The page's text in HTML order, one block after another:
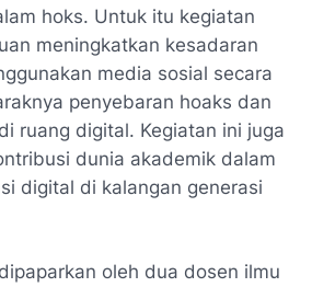
hoks. Untuk itu kegiatan
meningkatkan kesadaran
media sosial secara
penyebaran hoaks dan
ruang digital. Kegiatan ini juga
dunia akademik dalam
digital di kalangan generasi
oleh dua dosen ilmu